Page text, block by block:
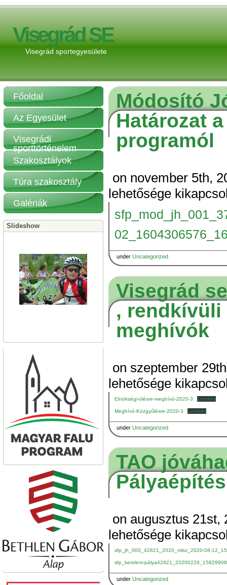
Visegrád SE
Visegrád sportegyesülete
Módosító
Határozat
programól
on november 5th,
lehetősége
under Uncategorized
Visegrád
,
meghívók
on szeptember
lehetősége
Elnökségi-ülésre-meghívó-2020-3 Letöltés
Meghívó-Közgyűlésre-2020-3 Letöltés
under Uncategorized
TAO
on augusztus 21st,
lehetősége
sfp_jh_000_42821_2020_mlsz_2020-08-
sfp_kerelem-
under Uncategorized
Főoldal
Az Egyesület
Visegrádi
sporttörténelem
Szakosztályok
Túra szakosztály
Galériák
Slideshow